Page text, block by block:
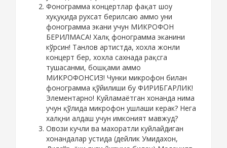
Фонограмма концертлар фақат шоу
хуқуқида рухсат берилсаю аммо уни
фонограмма экани учун МИКРОФОН
БЕРИЛМАСА! Халқ фонограмма эканини
кўрсин! Танлов артистда, хохла жонли
концерт бер, хохла сахнада рақсга
тушасанми, бошқами аммо
МИКРОФОНСИЗ! Чунки микрофон билан
фонограмма қўйилиши бу ФИРИБГАРЛИК!
Элементарно! Куйламаётган хонанда нима
учун қўлида микрофон ушлаши керак? Нега
халқни алдаш учун имконият мавжуд?
Овози кучли ва махоратли куйлайдиган
хонандалар устида (дейлик Умидахон,